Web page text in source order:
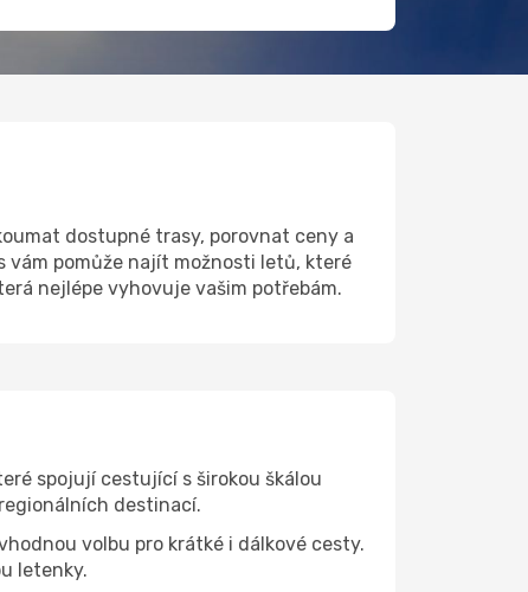
dostupné trasy, porovnat ceny a
vám pomůže najít možnosti letů, které
nejlépe vyhovuje vašim potřebám.
spojují cestující s širokou škálou
destinací.
volbu pro krátké i dálkové cesty.
letenky.